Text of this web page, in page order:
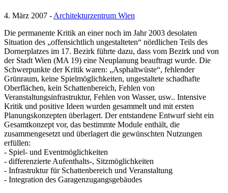
4. März 2007 -Architekturzentrum Wien
Die permanente Kritik an einer noch im Jahr 2003 desolaten
Situation des „offensichtlich ungestalteten“ nördlichen Teils des
Dornerplatzes im 17. Bezirk führte dazu, dass vom Bezirk und von
der Stadt Wien (MA 19) eine Neuplanung beauftragt wurde. Die
Schwerpunkte der Kritik waren: „Asphaltwüste“, fehlender
Grünraum, keine Spielmöglichkeiten, ungestaltete schadhafte
Oberflächen, kein Schattenbereich, Fehlen von
Veranstaltungsinfrastruktur, Fehlen von Wasser, usw.. Intensive
Kritik und positive Ideen wurden gesammelt und mit ersten
Planungskonzepten überlagert. Der entstandene Entwurf sieht ein
Gesamtkonzept vor, das bestimmte Module enthält, die
zusammengesetzt und überlagert die gewünschten Nutzungen
erfüllen:
- Spiel- und Eventmöglichkeiten
- differenzierte Aufenthalts-, Sitzmöglichkeiten
- Infrastruktur für Schattenbereich und Veranstaltung
- Integration des Garagenzugangsgebäudes